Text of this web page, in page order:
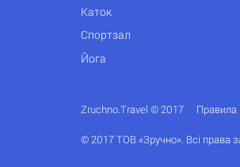
Каток
Спортзал
Йога
Zruchno.Travel © 2017 Правила
© 2017 ТОВ «Зручно». Всі права